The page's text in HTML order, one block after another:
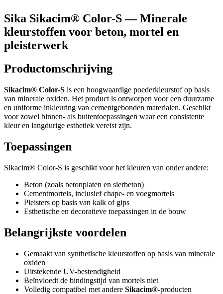
Sika Sikacim® Color-S — Minerale
kleurstoffen voor beton, mortel en
pleisterwerk
Productomschrijving
Sikacim® Color-S is een hoogwaardige poederkleurstof op basis
van minerale oxiden. Het product is ontworpen voor een duurzame
en uniforme inkleuring van cementgebonden materialen. Geschikt
voor zowel binnen- als buitentoepassingen waar een consistente
kleur en langdurige esthetiek vereist zijn.
Toepassingen
Sikacim® Color-S is geschikt voor het kleuren van onder andere:
Beton (zoals betonplaten en sierbeton)
Cementmortels, inclusief chape- en voegmortels
Pleisters op basis van kalk of gips
Esthetische en decoratieve toepassingen in de bouw
Belangrijkste voordelen
Gemaakt van synthetische kleurstoffen op basis van minerale
oxiden
Uitstekende UV-bestendigheid
Beïnvloedt de bindingstijd van mortels niet
Volledig compatibel met andere Sikacim®-producten